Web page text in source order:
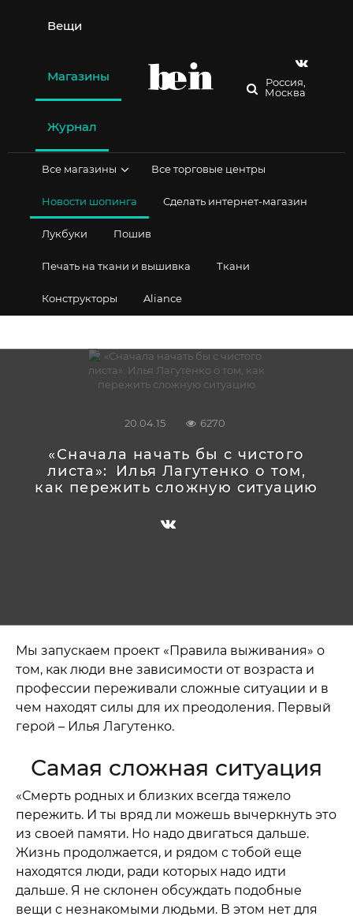
содержимому
Вещи
Магазины
Журнал
Россия,
Москва
Все магазины Все торговые центры
Новости шопинга Сделать интернет-магазин
Лукбуки Пошив
Печать на ткани и вышивка Ткани
Конструкторы Aliance
20.04.15 6270
«Сначала начать бы с чистого
листа»: Илья Лагутенко о том,
как пережить сложную ситуацию
Мы запускаем проект «Правила выживания» о
том, как люди вне зависимости от возраста и
профессии переживали сложные ситуации и в
чем находят силы для их преодоления. Первый
герой – Илья Лагутенко.
Самая сложная ситуация
«Смерть родных и близких всегда тяжело
пережить. И ты вряд ли можешь вычеркнуть это
из своей памяти. Но надо двигаться дальше.
Жизнь продолжается, и рядом с тобой еще
находятся люди, ради которых надо идти
дальше. Я не склонен обсуждать подобные
вещи с незнакомыми людьми. В этом нет для